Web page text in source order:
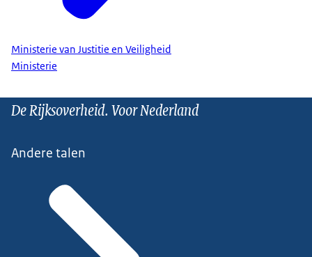
Ministerie van Justitie en Veiligheid
Ministerie
De Rijksoverheid. Voor Nederland
Andere talen